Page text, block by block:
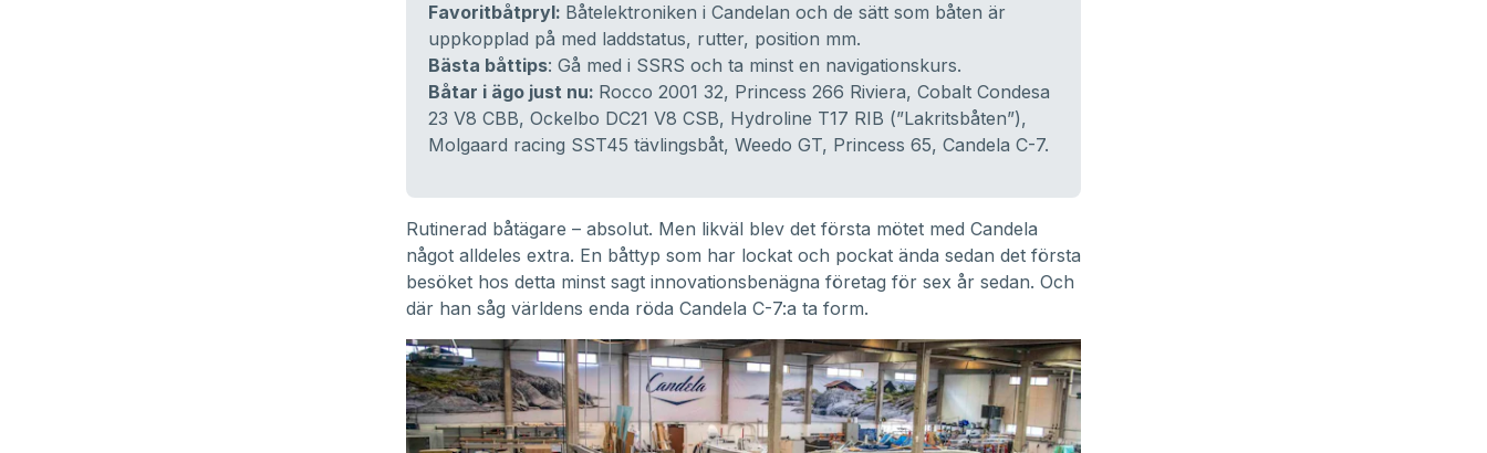
Favoritbåtpryl: Båtelektroniken i Candelan och de sätt som båten är
uppkopplad på med laddstatus, rutter, position mm.
Bästa båttips: Gå med i SSRS och ta minst en navigationskurs.
Båtar i ägo just nu: Rocco 2001 32, Princess 266 Riviera, Cobalt Condesa
23 V8 CBB, Ockelbo DC21 V8 CSB, Hydroline T17 RIB (”Lakritsbåten”),
Molgaard racing SST45 tävlingsbåt, Weedo GT, Princess 65, Candela C-7.
Rutinerad båtägare – absolut. Men likväl blev det första mötet med Candela
något alldeles extra. En båttyp som har lockat och pockat ända sedan det första
besöket hos detta minst sagt innovationsbenägna företag för sex år sedan. Och
där han såg världens enda röda Candela C-7:a ta form.